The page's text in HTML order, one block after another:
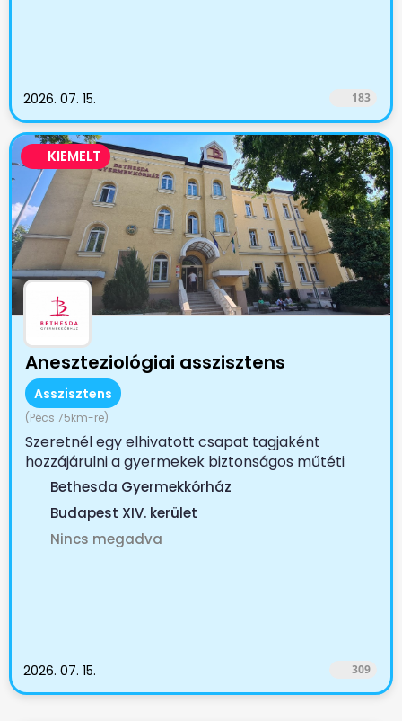
2026. 07. 15. 183
KIEMELT
Aneszteziológiai asszisztens
Asszisztens
(Pécs 75km-re)
Szeretnél egy elhivatott csapat tagjaként
hozzájárulni a gyermekek biztonságos műtéti
ellátásához? A...
Bethesda Gyermekkórház
Budapest XIV. kerület
Nincs megadva
2026. 07. 15. 309